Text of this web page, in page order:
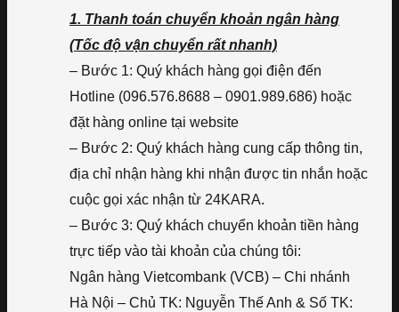
1. Thanh toán chuyển khoản ngân hàng
(Tốc độ vận chuyển rất nhanh)
– Bước 1: Quý khách hàng gọi điện đến
Hotline (096.576.8688 – 0901.989.686) hoặc
đặt hàng online tại website
– Bước 2: Quý khách hàng cung cấp thông tin,
địa chỉ nhận hàng khi nhận được tin nhắn hoặc
cuộc gọi xác nhận từ 24KARA.
– Bước 3: Quý khách chuyển khoản tiền hàng
trực tiếp vào tài khoản của chúng tôi:
Ngân hàng Vietcombank (VCB) – Chi nhánh
Hà Nội – Chủ TK: Nguyễn Thế Anh & Số TK: